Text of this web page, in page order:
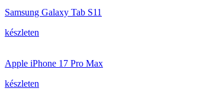
Samsung Galaxy Tab S11
készleten
Apple iPhone 17 Pro Max
készleten